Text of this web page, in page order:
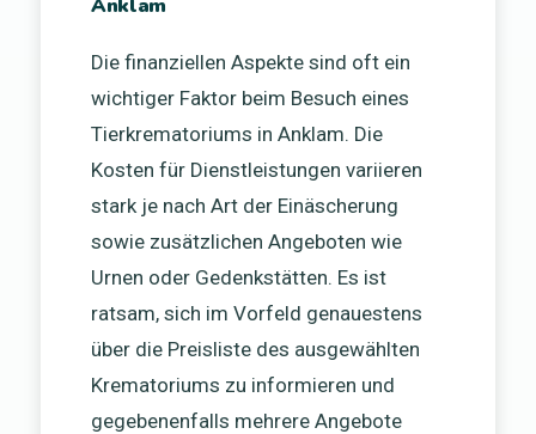
Die finanziellen Aspekte sind oft ein
wichtiger Faktor beim Besuch eines
Tierkrematoriums in Anklam. Die
Kosten für Dienstleistungen variieren
stark je nach Art der Einäscherung
sowie zusätzlichen Angeboten wie
Urnen oder Gedenkstätten. Es ist
ratsam, sich im Vorfeld genauestens
über die Preisliste des ausgewählten
Krematoriums zu informieren und
gegebenenfalls mehrere Angebote